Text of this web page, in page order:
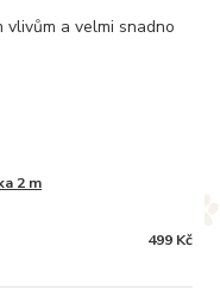
a velmi snadno
2 m
499 Kč